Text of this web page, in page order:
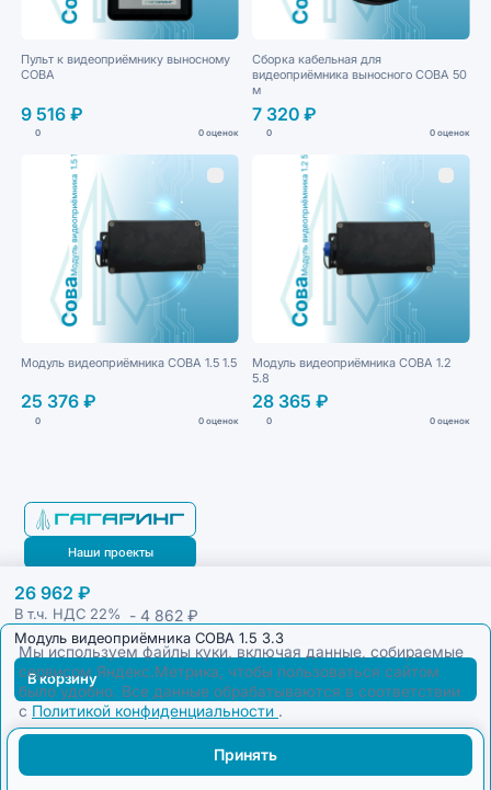
Мы используем файлы куки, включая данные, собираемые
сервисом Яндекс.Метрика, чтобы пользоваться сайтом
было удобно. Все данные обрабатываются в соответствии
с Политикой конфиденциальности .
Принять
Пульт к видеоприёмнику выносному
СОВА
9 516 ₽
0 0 оценок
Сборка кабельная для
видеоприёмника выносного СОВА 50
м
7 320 ₽
0 0 оценок
Модуль видеоприёмника СОВА 1.5 1.5
25 376 ₽
0 0 оценок
Модуль видеоприёмника СОВА 1.2
5.8
28 365 ₽
0 0 оценок
26 962 ₽
В т.ч. НДС 22% - 4 862 ₽
Модуль видеоприёмника СОВА 1.5 3.3
В корзину
Наши проекты